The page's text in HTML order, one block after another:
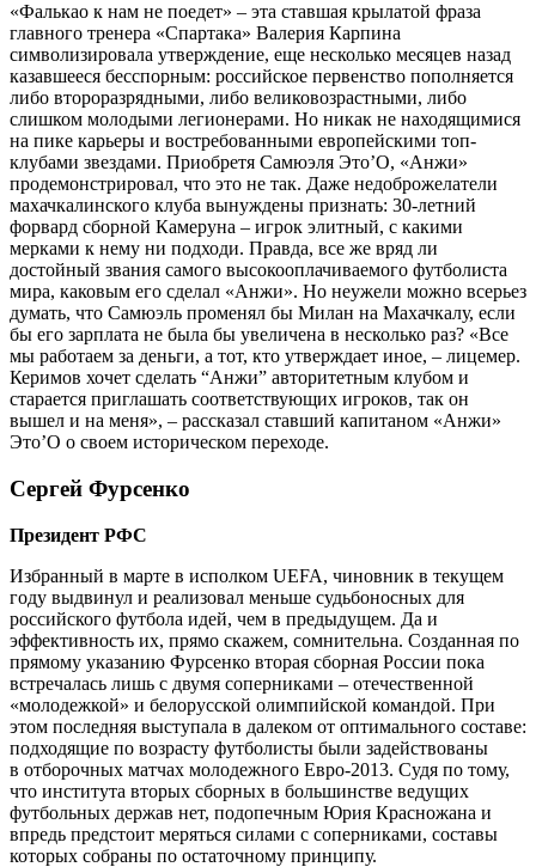
«Фалькао к нам не поедет» – эта ставшая крылатой фраза
главного тренера «Спартака» Валерия Карпина
символизировала утверждение, еще несколько месяцев назад
казавшееся бесспорным: российское первенство пополняется
либо второразрядными, либо великовозрастными, либо
слишком молодыми легионерами. Но никак не находящимися
на пике карьеры и востребованными европейскими топ-
клубами звездами. Приобретя Самюэля Это’О, «Анжи»
продемонстрировал, что это не так. Даже недоброжелатели
махачкалинского клуба вынуждены признать: 30-летний
форвард сборной Камеруна – игрок элитный, с какими
мерками к нему ни подходи. Правда, все же вряд ли
достойный звания самого высокооплачиваемого футболиста
мира, каковым его сделал «Анжи». Но неужели можно всерьез
думать, что Самюэль променял бы Милан на Махачкалу, если
бы его зарплата не была бы увеличена в несколько раз? «Все
мы работаем за деньги, а тот, кто утверждает иное, – лицемер.
Керимов хочет сделать “Анжи” авторитетным клубом и
старается приглашать соответствующих игроков, так он
вышел и на меня», – рассказал ставший капитаном «Анжи»
Это’О о своем историческом переходе.
Сергей Фурсенко
Президент РФС
Избранный в марте в исполком UEFA, чиновник в текущем
году выдвинул и реализовал меньше судьбоносных для
российского футбола идей, чем в предыдущем. Да и
эффективность их, прямо скажем, сомнительна. Созданная по
прямому указанию Фурсенко вторая сборная России пока
встречалась лишь с двумя соперниками – отечественной
«молодежкой» и белорусской олимпийской командой. При
этом последняя выступала в далеком от оптимального составе:
подходящие по возрасту футболисты были задействованы
в отборочных матчах молодежного Евро-2013. Судя по тому,
что института вторых сборных в большинстве ведущих
футбольных держав нет, подопечным Юрия Красножана и
впредь предстоит меряться силами с соперниками, составы
которых собраны по остаточному принципу.